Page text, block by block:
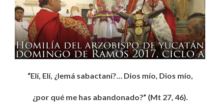
“Elí, Elí, ¿lemá sabactaní?… Dios mío, Dios mío,
¿por qué me has abandonado?” (Mt 27, 46).